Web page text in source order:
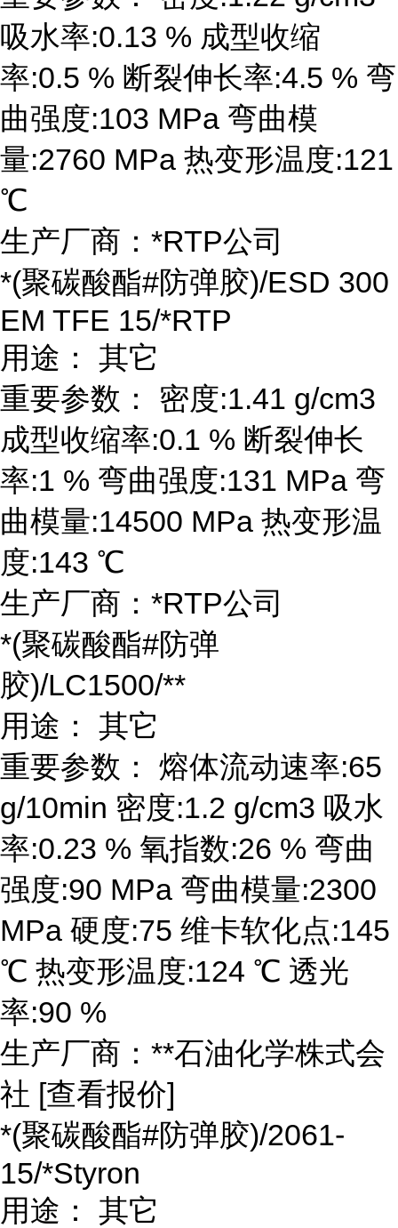
吸水率:0.13 % 成型收缩
率:0.5 % 断裂伸长率:4.5 % 弯
曲强度:103 MPa 弯曲模
量:2760 MPa 热变形温度:121
℃
生产厂商：*RTP公司
*(聚碳酸酯#防弹胶)/ESD 300
EM TFE 15/*RTP
用途： 其它
重要参数： 密度:1.41 g/cm3
成型收缩率:0.1 % 断裂伸长
率:1 % 弯曲强度:131 MPa 弯
曲模量:14500 MPa 热变形温
度:143 ℃
生产厂商：*RTP公司
*(聚碳酸酯#防弹
胶)/LC1500/**
用途： 其它
重要参数： 熔体流动速率:65
g/10min 密度:1.2 g/cm3 吸水
率:0.23 % 氧指数:26 % 弯曲
强度:90 MPa 弯曲模量:2300
MPa 硬度:75 维卡软化点:145
℃ 热变形温度:124 ℃ 透光
率:90 %
生产厂商：**石油化学株式会
社 [查看报价]
*(聚碳酸酯#防弹胶)/2061-
15/*Styron
用途： 其它